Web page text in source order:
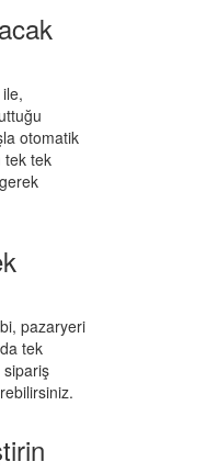
otomatik
tek tek
pazaryeri
tek